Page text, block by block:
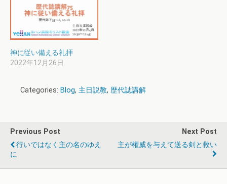
神に従い備える礼拝
2022年12月26日
Categories: Blog, 主日説教, 歴代誌講解
Previous Post
行いではなく主の名のゆえ
に
Next Post
主が権威を与えて送る剣と救い